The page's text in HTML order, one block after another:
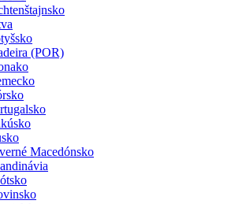
(POR)
Macedónsko